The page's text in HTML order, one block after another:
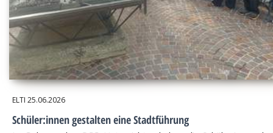
ELTI 25.06.2026
Schüler:innen gestalten eine Stadtführung